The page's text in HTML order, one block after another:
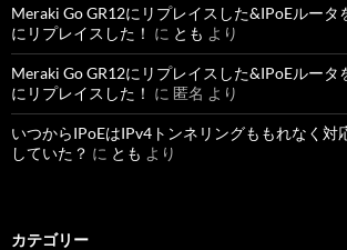
Meraki Go GR12にリプレイスした&IPoEルータ
にリプレイスした！ に とも より
Meraki Go GR12にリプレイスした&IPoEルータ
にリプレイスした！ に 匿名 より
いつからIPoEはIPv4トンネリングももれなく対
していた？ に とも より
カテゴリー